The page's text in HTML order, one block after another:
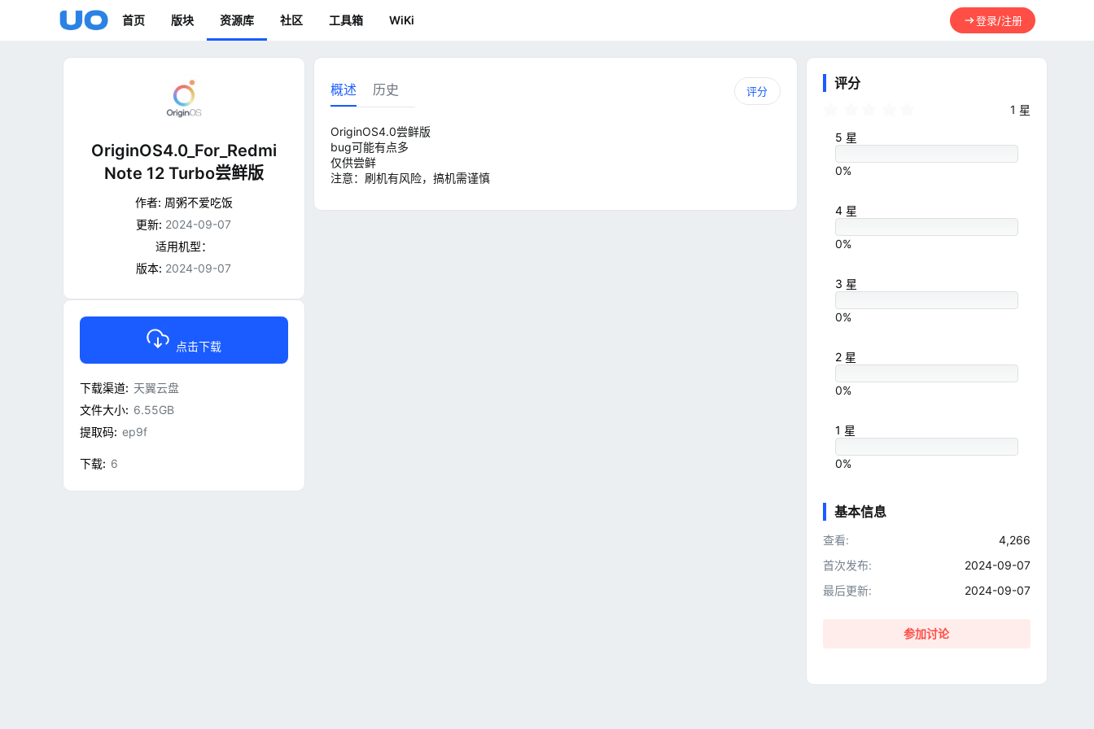
首页 版块 资源库 社区 工具箱 WiKi 登录/注册
OriginOS4.0_For_Redmi
Note 12 Turbo尝鲜版
作者: 周粥不爱吃饭
更新: 2024-09-07
适用机型：
版本: 2024-09-07
点击下载
下载渠道
天翼云盘
文件大小
6.55GB
提取码 ep9f
下载 6
概述 历史 评分
OriginOS4.0尝鲜版
bug可能有点多
仅供尝鲜
注意：刷机有风险，搞机需谨慎
评分
0
星
1 星
5 星
0%
4 星
0%
3 星
0%
2 星
0%
1 星
0%
基本信息
查看
4,266
首次发布
2024-09-07
最后更新
2024-09-07
参加讨论